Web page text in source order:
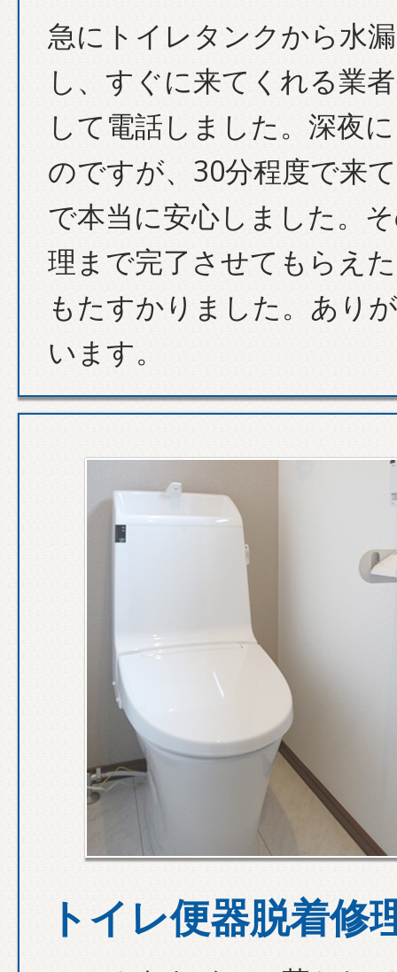
急にトイレタンクから水
し、すぐに来てくれる業
して電話しました。深夜
のですが、30分程度で来
で本当に安心しました。
理まで完了させてもらえ
もたすかりました。あり
います。
トイレ便器脱着修